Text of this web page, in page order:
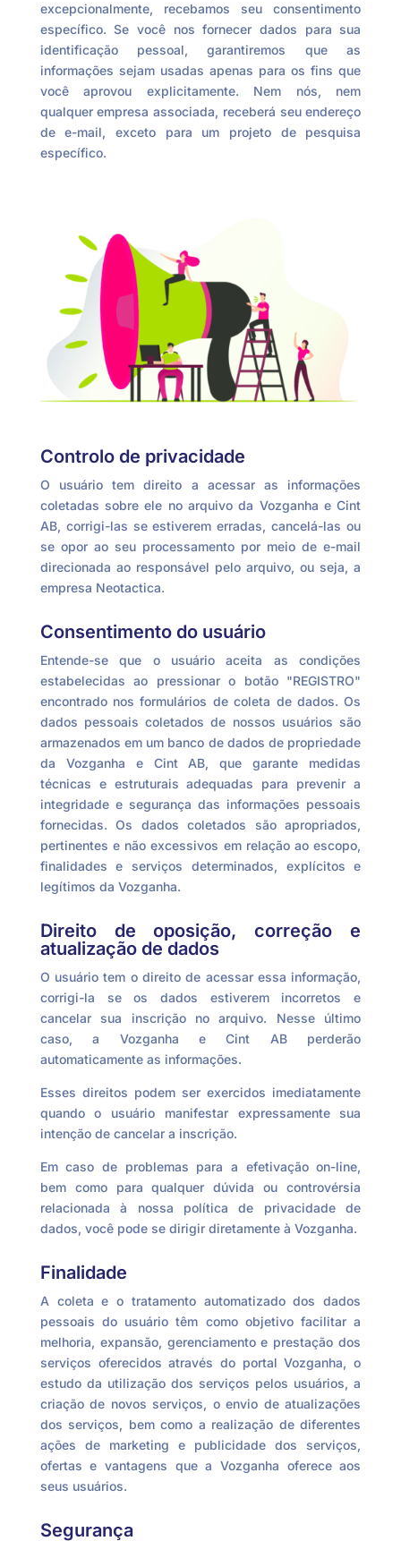
excepcionalmente, recebamos seu consentimento
específico. Se você nos fornecer dados para sua
identificação pessoal, garantiremos que as
informações sejam usadas apenas para os fins que
você aprovou explicitamente. Nem nós, nem
qualquer empresa associada, receberá seu endereço
de e-mail, exceto para um projeto de pesquisa
específico.
Controlo de privacidade
O usuário tem direito a acessar as informações
coletadas sobre ele no arquivo da Vozganha e Cint
AB, corrigi-las se estiverem erradas, cancelá-las ou
se opor ao seu processamento por meio de e-mail
direcionada ao responsável pelo arquivo, ou seja, a
empresa Neotactica.
Consentimento do usuário
Entende-se que o usuário aceita as condições
estabelecidas ao pressionar o botão "REGISTRO"
encontrado nos formulários de coleta de dados. Os
dados pessoais coletados de nossos usuários são
armazenados em um banco de dados de propriedade
da Vozganha e Cint AB, que garante medidas
técnicas e estruturais adequadas para prevenir a
integridade e segurança das informações pessoais
fornecidas. Os dados coletados são apropriados,
pertinentes e não excessivos em relação ao escopo,
finalidades e serviços determinados, explícitos e
legítimos da Vozganha.
Direito de oposição, correção e
atualização de dados
O usuário tem o direito de acessar essa informação,
corrigi-la se os dados estiverem incorretos e
cancelar sua inscrição no arquivo. Nesse último
caso, a Vozganha e Cint AB perderão
automaticamente as informações.
Esses direitos podem ser exercidos imediatamente
quando o usuário manifestar expressamente sua
intenção de cancelar a inscrição.
Em caso de problemas para a efetivação on-line,
bem como para qualquer dúvida ou controvérsia
relacionada à nossa política de privacidade de
dados, você pode se dirigir diretamente à Vozganha.
Finalidade
A coleta e o tratamento automatizado dos dados
pessoais do usuário têm como objetivo facilitar a
melhoria, expansão, gerenciamento e prestação dos
serviços oferecidos através do portal Vozganha, o
estudo da utilização dos serviços pelos usuários, a
criação de novos serviços, o envio de atualizações
dos serviços, bem como a realização de diferentes
ações de marketing e publicidade dos serviços,
ofertas e vantagens que a Vozganha oferece aos
seus usuários.
Segurança